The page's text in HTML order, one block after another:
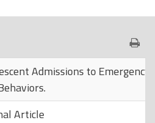
Admissions to
Article